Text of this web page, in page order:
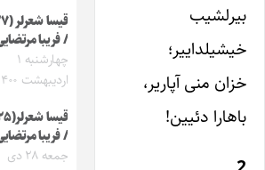
بیرلشیب
خیشیلداییر؛
خزان منی آپاریر،
باهارا دئیین!
/ فریبا
چهارشنبه ۱
اردیبهشت ۱۴۰۰
/ فریبا
جمعه ۲۸ دی